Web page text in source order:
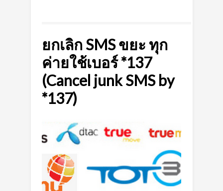
ยกเลิก SMS ขยะ ทุก
ค่ายใช้เบอร์ *137
(Cancel junk SMS by
*137)